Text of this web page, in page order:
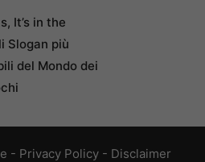
It’s in the
Slogan più
del Mondo dei
- Privacy Policy - Disclaimer